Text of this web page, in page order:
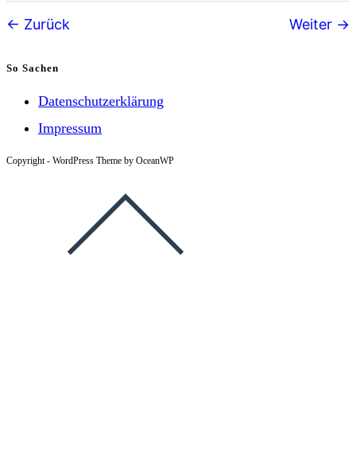
Follower-
Zurück Weiter
So Sachen
Datenschutzerklärung
Impressum
Copyright - WordPress Theme by OceanWP